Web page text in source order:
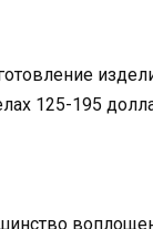
125-195